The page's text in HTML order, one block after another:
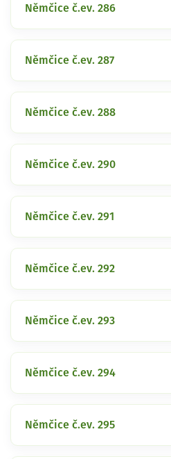
Němčice č.ev. 286
Němčice č.ev. 287
Němčice č.ev. 288
Němčice č.ev. 290
Němčice č.ev. 291
Němčice č.ev. 292
Němčice č.ev. 293
Němčice č.ev. 294
Němčice č.ev. 295